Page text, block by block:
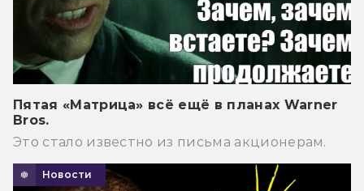
Пятая «Матрица» всё ещё в планах Warner
Bros.
Это стало известно из письма акционерам.
Новости